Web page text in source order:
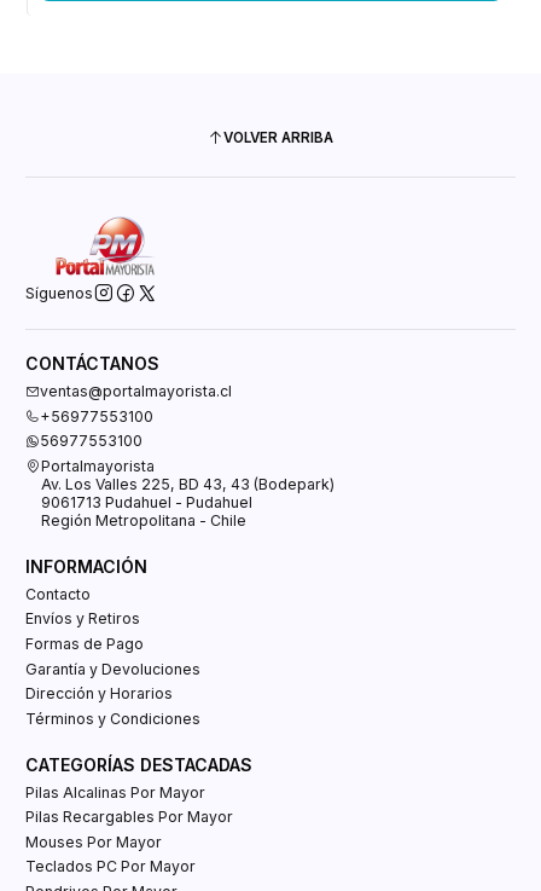
VOLVER ARRIBA
Síguenos
CONTÁCTANOS
ventas@portalmayorista.cl
+56977553100
56977553100
Portalmayorista
Av. Los Valles 225, BD 43, 43 (Bodepark)
9061713 Pudahuel - Pudahuel
Región Metropolitana - Chile
INFORMACIÓN
Contacto
Envíos y Retiros
Formas de Pago
Garantía y Devoluciones
Dirección y Horarios
Términos y Condiciones
CATEGORÍAS DESTACADAS
Pilas Alcalinas Por Mayor
Pilas Recargables Por Mayor
Mouses Por Mayor
Teclados PC Por Mayor